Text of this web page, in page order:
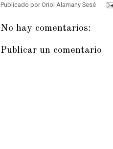
Publicado por Oriol Alamany Sesé
No hay comentarios:
Publicar un comentario